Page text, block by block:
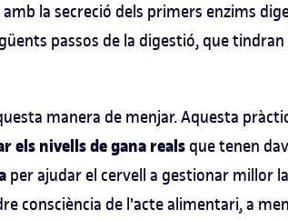
la secreció dels primers enzims
passos de la digestió, que
manera de menjar. Aquesta
els nivells de gana reals que tenen
per ajudar el cervell a gestionar millor
consciència de l'acte alimentari, a